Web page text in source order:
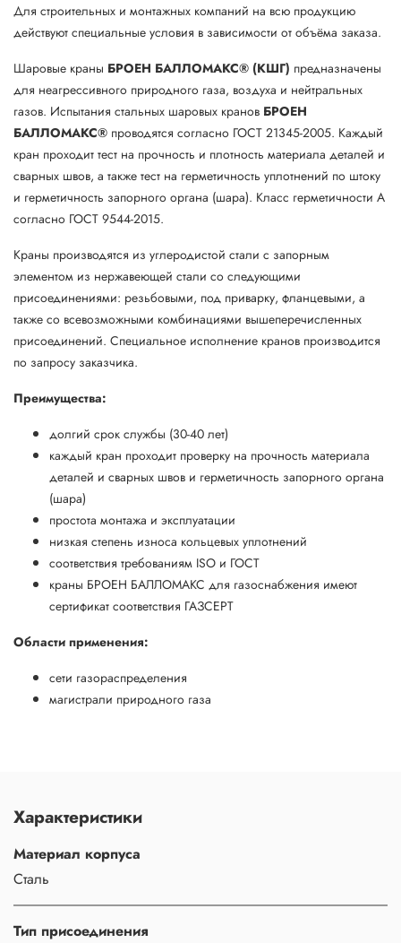
Для строительных и монтажных компаний на всю продукцию
действуют специальные условия в зависимости от объёма заказа.
Шаровые краны БРОЕН БАЛЛОМАКС® (КШГ) предназначены
для неагрессивного природного газа, воздуха и нейтральных
газов. Испытания стальных шаровых кранов БРОЕН
БАЛЛОМАКС® проводятся согласно ГОСТ 21345-2005. Каждый
кран проходит тест на прочность и плотность материала деталей и
сварных швов, а также тест на герметичность уплотнений по штоку
и герметичность запорного органа (шара). Класс герметичности А
согласно ГОСТ 9544-2015.
Краны производятся из углеродистой стали с запорным
элементом из нержавеющей стали со следующими
присоединениями: резьбовыми, под приварку, фланцевыми, а
также со всевозможными комбинациями вышеперечисленных
присоединений. Специальное исполнение кранов производится
по запросу заказчика.
Преимущества:
долгий срок службы (30-40 лет)
каждый кран проходит проверку на прочность материала
деталей и сварных швов и герметичность запорного органа
(шара)
простота монтажа и эксплуатации
низкая степень износа кольцевых уплотнений
соответствия требованиям ISO и ГОСТ
краны БРОЕН БАЛЛОМАКС для газоснабжения имеют
сертификат соответствия ГАЗСЕРТ
Области применения:
сети газораспределения
магистрали природного газа
Характеристики
Материал корпуса
Сталь
Тип присоединения